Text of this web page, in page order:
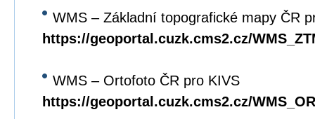
WMS – Základní topografické mapy ČR
https://geoportal.cuzk.cms2.cz/
WMS – Ortofoto ČR pro KIVS
https://geoportal.cuzk.cms2.cz/